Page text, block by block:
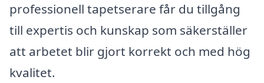
professionell tapetserare får du tillgång
till expertis och kunskap som säkerställer
att arbetet blir gjort korrekt och med hög
kvalitet.